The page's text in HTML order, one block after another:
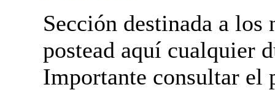
Iniciación
Sección destinada a los
postead aquí cualquier